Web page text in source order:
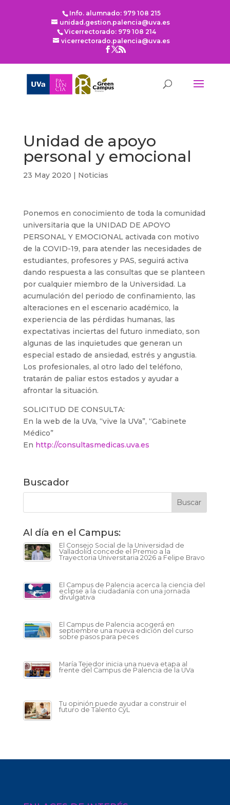
Info. alumnado: 979 108 215
unidad.gestion.palencia@uva.es
Vicerrectorado: 979 108 214
vicerrectorado.palencia@uva.es
Unidad de apoyo
personal y emocional
23 May 2020 | Noticias
Ponemos en conocimiento de toda la comunidad
universitaria que la UNIDAD DE APOYO
PERSONAL Y EMOCIONAL activada con motivo
de la COVID-19, para atender las necesidades de
estudiantes, profesores y PAS, seguirá activa
dando respuesta a las consultas que se planteen
por cualquier miembro de la Universidad. La
acumulación del periodo de confinamiento, las
alteraciones en el escenario académico, la
experiencia de las pérdidas humanas, las
expectativas inciertas del futuro inmediato, son
algunas de las inquietudes que generan un
especial estado de ansiedad, estrés y angustia.
Los profesionales, al otro lado del teléfono,
tratarán de paliar estos estados y ayudar a
afrontar la situación.
SOLICITUD DE CONSULTA:
En la web de la UVa, “vive la UVa”, “Gabinete
Médico”
En http://consultasmedicas.uva.es
Buscador
Al día en el Campus:
El Consejo Social de la Universidad de
Valladolid concede el Premio a la
Trayectoria Universitaria 2026 a Felipe Bravo
El Campus de Palencia acerca la ciencia del
eclipse a la ciudadanía con una jornada
divulgativa
El Campus de Palencia acogerá en
septiembre una nueva edición del curso
sobre pasos para peces
María Tejedor inicia una nueva etapa al
frente del Campus de Palencia de la UVa
Tu opinión puede ayudar a construir el
futuro de Talento CyL